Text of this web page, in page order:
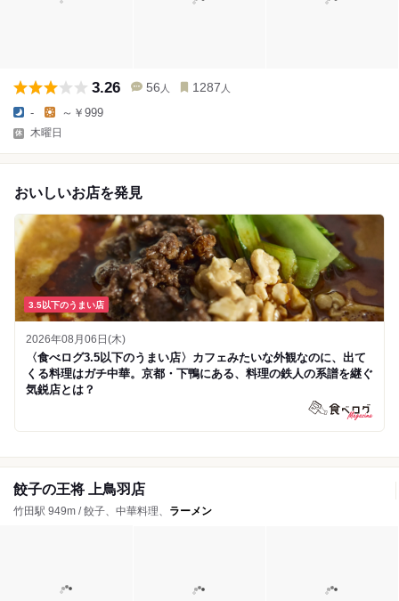
3.26 56 人 1287 人
- ～￥999
木曜日
おいしいお店を発見
3.5以下のうまい店
2026年08月06日(木)
〈食べログ3.5以下のうまい店〉カフェみたいな外観なのに、出て
くる料理はガチ中華。京都・下鴨にある、料理の鉄人の系譜を継ぐ
気鋭店とは？
餃子の王将 上鳥羽店
竹田駅 949m / 餃子、中華料理、 ラーメン